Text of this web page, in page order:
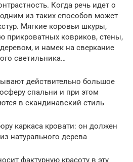
Когда речь идет о
из таких способов может
Мягкие коровьи шкуры,
ковриков, стены,
и намек на сверкание
светильника…
действительно большое
спальни и при этом
в скандинавский стиль
каркаса кровати: он должен
натурального дерева
фактурную красоту в эту